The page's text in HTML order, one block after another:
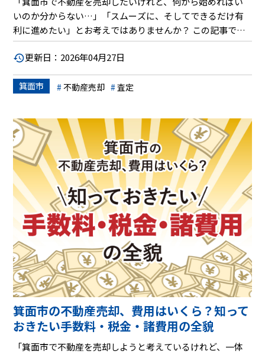
いのか分からない…」「スムーズに、そしてできるだけ有
利に進めたい」とお考えではありませんか？ この記事で
は、そんなあなたの疑問や不安を解消します。箕面市なら
ではの地域特性を踏まえながら、不動産売却の基本的な流
れを「査定」から「引き渡し」まで、ステップごとに丁寧
に解説。各段階での注意点や、売却を成功させるための具
てくるはずです。
更新日：2026年04月27日
箕面市 不動産売却 査定
箕面市の不動産売却、費用はいくら？知って
おきたい手数料・税金・諸費用の全貌
「箕面市で不動産を売却しようと考えているけれど、一体